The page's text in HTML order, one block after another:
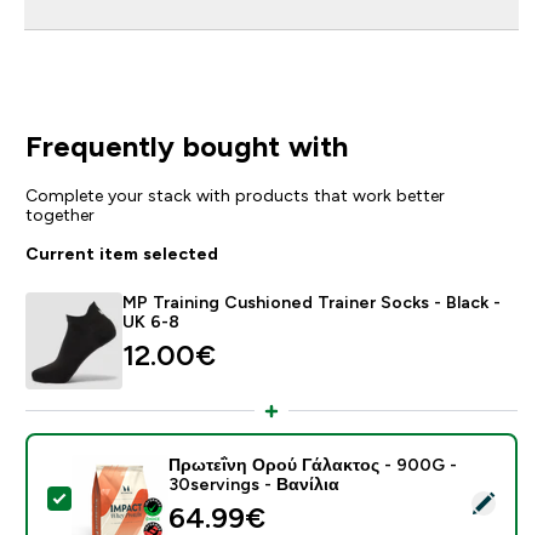
Frequently bought with
Complete your stack with products that work better
together
Current item selected
MP Training Cushioned Trainer Socks - Black -
UK 6-8
12.00€‎
Select this product - Πρωτεΐνη Ορού Γάλακτος -
Πρωτεΐνη Ορού Γάλακτος - 900G -
30servings - Βανίλια
64.99€‎